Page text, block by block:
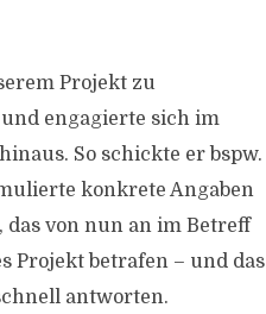
Projekt zu
engagierte sich im
So schickte er bspw.
konkrete Angaben
das von nun an im Betreff
Projekt betrafen – und das
antworten.